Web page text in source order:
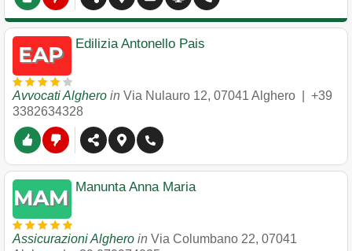
Edilizia Antonello Pais
Avvocati Alghero in Via Nulauro 12, 07041 Alghero
+39
3382634328
Manunta Anna Maria
Assicurazioni Alghero in Via Columbano 22, 07041